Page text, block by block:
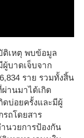
ติเหตุ พบข้อมูล
บาดเจ็บจาก
ราย รวมทั้งสิ้น
ผ่านมาได้เกิด
ดบ่อยครั้งและมีผู้
ถโดยสาร
นวยการป้องกัน